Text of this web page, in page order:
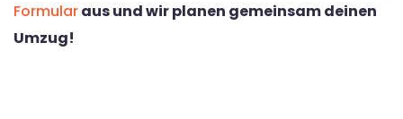
Formularaus und wir planen gemeinsam deinen
Umzug!